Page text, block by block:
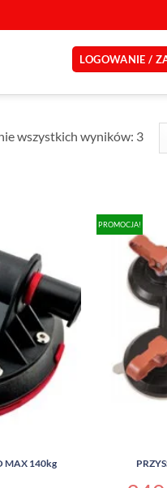
LOGOWANIE /
wszystkich wyników: 3
MAX 140kg
PROMOCJA!